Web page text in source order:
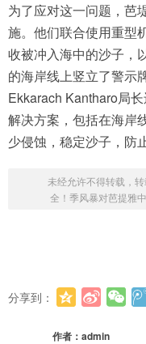
为了应对这一问题，芭
施。他们联合使用重型
收被冲入海中的沙子，
的海岸线上竖立了警示
Ekkarach Kantharo局
解决方案，包括在海岸
少侵蚀，稳定沙子，防
未经允许不得转载，
全！季风暴对芭提雅
分享到：
作者： admin